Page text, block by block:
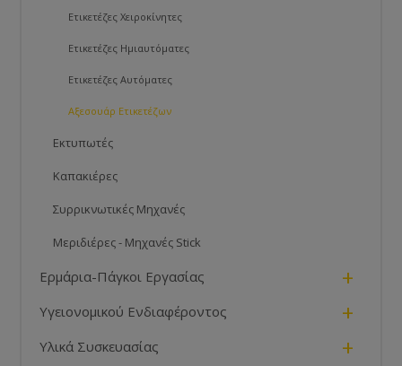
Ετικετέζες Χειροκίνητες
Ετικετέζες Ημιαυτόματες
Ετικετέζες Αυτόματες
Αξεσουάρ Ετικετέζων
Εκτυπωτές
Καπακιέρες
Συρρικνωτικές Μηχανές
Μεριδιέρες - Μηχανές Stick
Ερμάρια-Πάγκοι Εργασίας +
Υγειονομικού Ενδιαφέροντος +
Υλικά Συσκευασίας +